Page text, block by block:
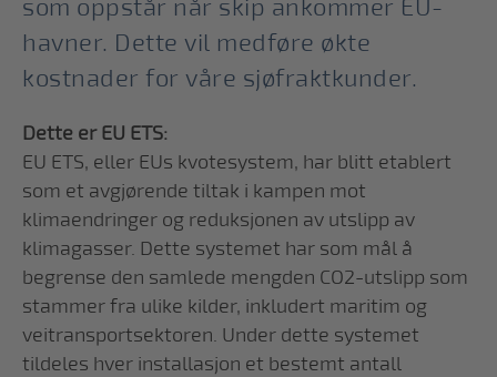
som oppstår når skip ankommer EU-
havner. Dette vil medføre økte
kostnader for våre sjøfraktkunder.
Dette er EU ETS:
EU ETS, eller EUs kvotesystem, har blitt etablert
som et avgjørende tiltak i kampen mot
klimaendringer og reduksjonen av utslipp av
klimagasser. Dette systemet har som mål å
begrense den samlede mengden CO2-utslipp som
stammer fra ulike kilder, inkludert maritim og
veitransportsektoren. Under dette systemet
tildeles hver installasjon et bestemt antall